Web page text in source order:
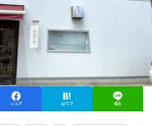
シェア はてブ 送る